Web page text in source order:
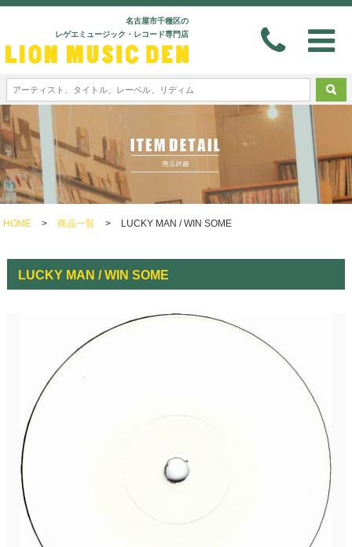
名古屋市千種区の
レゲエミュージック・レコード専門店
HOME > 商品一覧 > LUCKY MAN / WIN SOME
LUCKY MAN / WIN SOME